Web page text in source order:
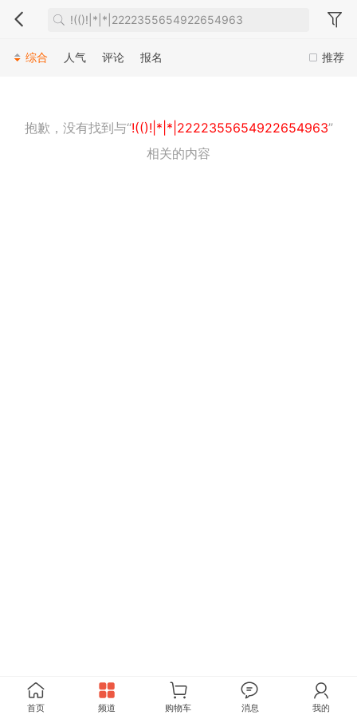
推荐
综合 人气 评论 报名
抱歉，没有找到与“!(()!|*|*|2222355654922654963”
相关的内容
首页 频道 购物车 消息 我的